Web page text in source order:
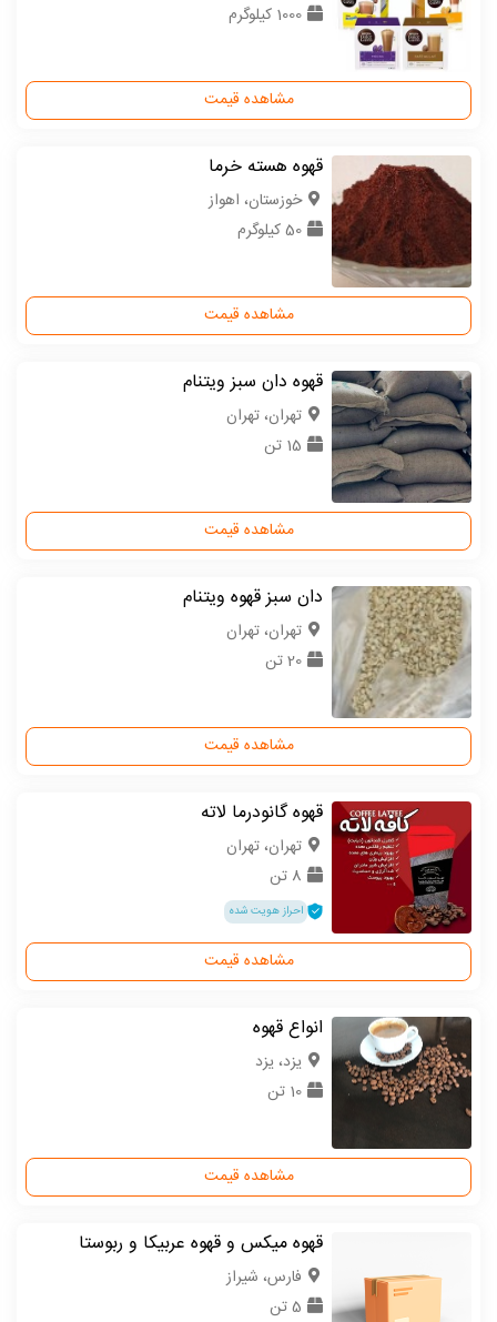
1000 کیلوگرم
مشاهده قیمت
قهوه هسته خرما
خوزستان، اهواز
50 کیلوگرم
مشاهده قیمت
قهوه دان سبز ویتنام
تهران، تهران
15 تن
مشاهده قیمت
دان سبز قهوه ویتنام
تهران، تهران
20 تن
مشاهده قیمت
قهوه گانودرما لاته
تهران، تهران
8 تن
احراز هویت شده
مشاهده قیمت
انواع قهوه
یزد، یزد
10 تن
مشاهده قیمت
قهوه میکس و قهوه عربیکا و ربوستا
فارس، شیراز
5 تن